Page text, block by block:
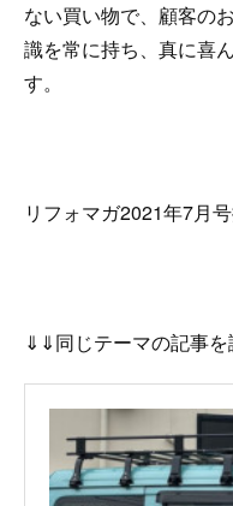
ない買い物で、顧客の
識を常に持ち、真に喜
す。
リフォマガ2021年7月
⇓⇓同じテーマの記事